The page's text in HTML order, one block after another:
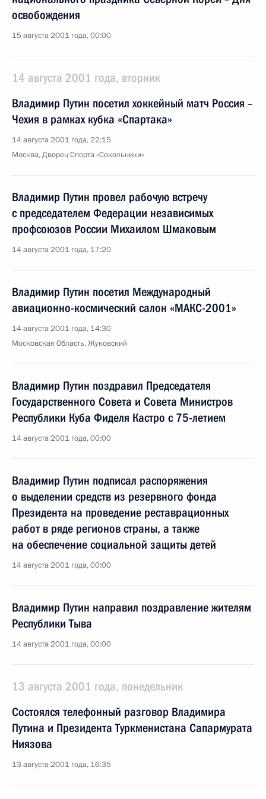
освобождения
15 августа 2001 года, 00:00
14 августа 2001 года, вторник
Владимир Путин посетил хоккейный матч Россия –
Чехия в рамках кубка «Спартака»
14 августа 2001 года, 22:15
Москва, Дворец Спорта «Сокольники»
Владимир Путин провел рабочую встречу
с председателем Федерации независимых
профсоюзов России Михаилом Шмаковым
14 августа 2001 года, 17:20
Владимир Путин посетил Международный
авиационно-космический салон «МАКС-2001»
14 августа 2001 года, 14:30
Московская Область, Жуковский
Владимир Путин поздравил Председателя
Государственного Совета и Совета Министров
Республики Куба Фиделя Кастро с 75-летием
14 августа 2001 года, 00:00
Владимир Путин подписал распоряжения
о выделении средств из резервного фонда
Президента на проведение реставрационных
работ в ряде регионов страны, а также
на обеспечение социальной защиты детей
14 августа 2001 года, 00:00
Владимир Путин направил поздравление жителям
Республики Тыва
14 августа 2001 года, 00:00
13 августа 2001 года, понедельник
Состоялся телефонный разговор Владимира
Путина и Президента Туркменистана Сапармурата
Ниязова
13 августа 2001 года, 16:35